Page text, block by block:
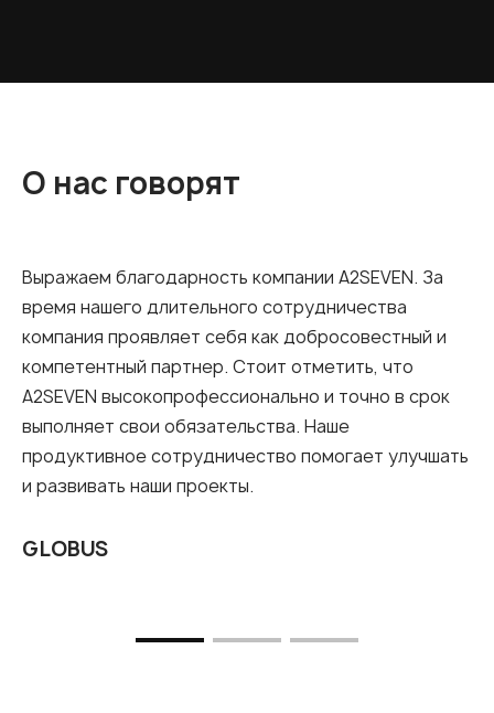
О нас говорят
GLOBUS
Выражаем благодарность компании A2SEVEN. За
время нашего длительного сотрудничества
компания проявляет себя как добросовестный и
компетентный партнер. Стоит отметить, что
A2SEVEN высокопрофессионально и точно в срок
выполняет свои обязательства. Наше
продуктивное сотрудничество помогает улучшать
и развивать наши проекты.